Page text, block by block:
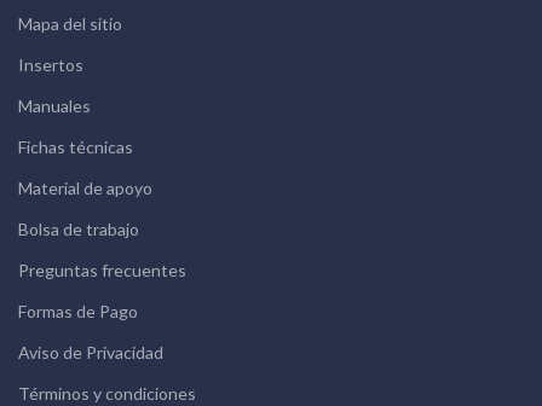
Mapa del sitio
Insertos
Manuales
Fichas técnicas
Material de apoyo
Bolsa de trabajo
Preguntas frecuentes
Formas de Pago
Aviso de Privacidad
Términos y condiciones